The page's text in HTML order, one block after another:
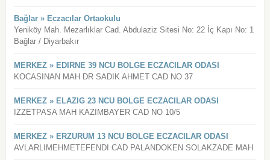
Bağlar » Eczacılar Ortaokulu
Yeniköy Mah. Mezarlıklar Cad. Abdulaziz Sitesi No: 22 İç Kapı No: 1
Bağlar / Diyarbakır
MERKEZ » EDIRNE 39 NCU BOLGE ECZACILAR ODASI
KOCASINAN MAH DR SADIK AHMET CAD NO 37
MERKEZ » ELAZIG 23 NCU BOLGE ECZACILAR ODASI
IZZETPASA MAH KAZIMBAYER CAD NO 10/5
MERKEZ » ERZURUM 13 NCU BOLGE ECZACILAR ODASI
AVLARLIMEHMETEFENDI CAD PALANDOKEN SOLAKZADE MAH